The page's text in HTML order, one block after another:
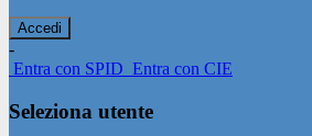
-
Entra con SPID Entra con CIE
Seleziona utente